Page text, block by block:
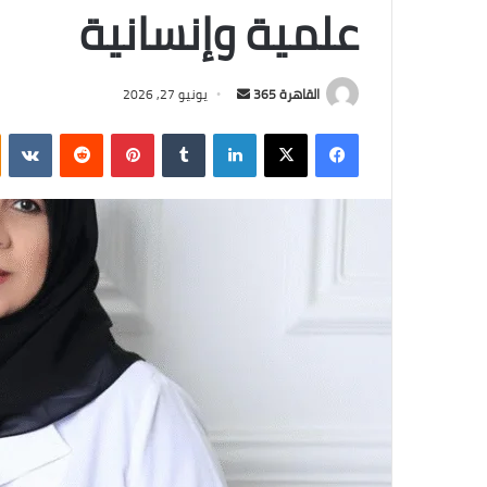
علمية وإنسانية
القاهرة 365
أرسل
إلكترونيا
يونيو 27, 2026
فيسبوك‫X لينكدإن بينتيريست